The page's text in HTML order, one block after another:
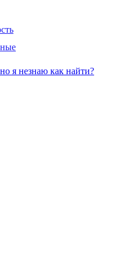
я незнаю как найти?